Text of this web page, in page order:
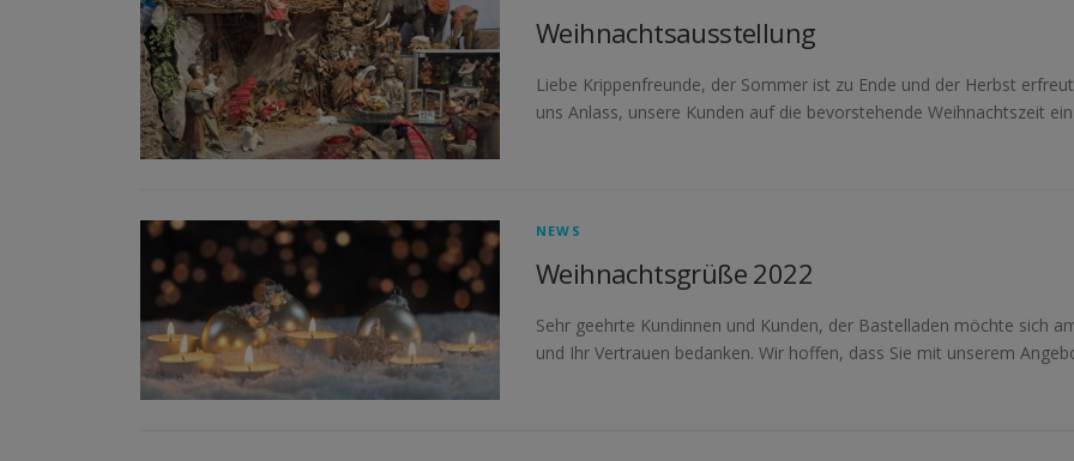
Weihnachtsausstellung
Liebe Krippenfreunde, der Sommer ist zu Ende und der Herbst
uns Anlass, unsere Kunden auf die bevorstehende Weihnachtszeit
NEWS
Weihnachtsgrüße 2022
Sehr geehrte Kundinnen und Kunden, der Bastelladen möchte sich
und Ihr Vertrauen bedanken. Wir hoffen, dass Sie mit unserem